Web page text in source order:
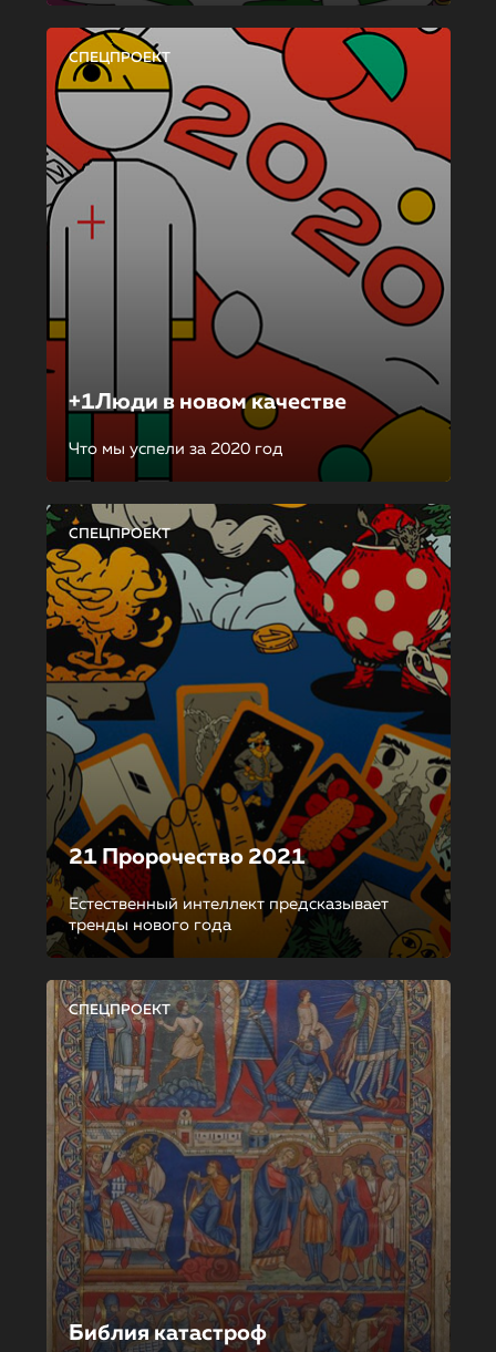
СПЕЦПРОЕКТ
+1Люди в новом качестве
Что мы успели за 2020 год
СПЕЦПРОЕКТ
21 Пророчество 2021
Естественный интеллект предсказывает
тренды нового года
СПЕЦПРОЕКТ
Библия катастроф